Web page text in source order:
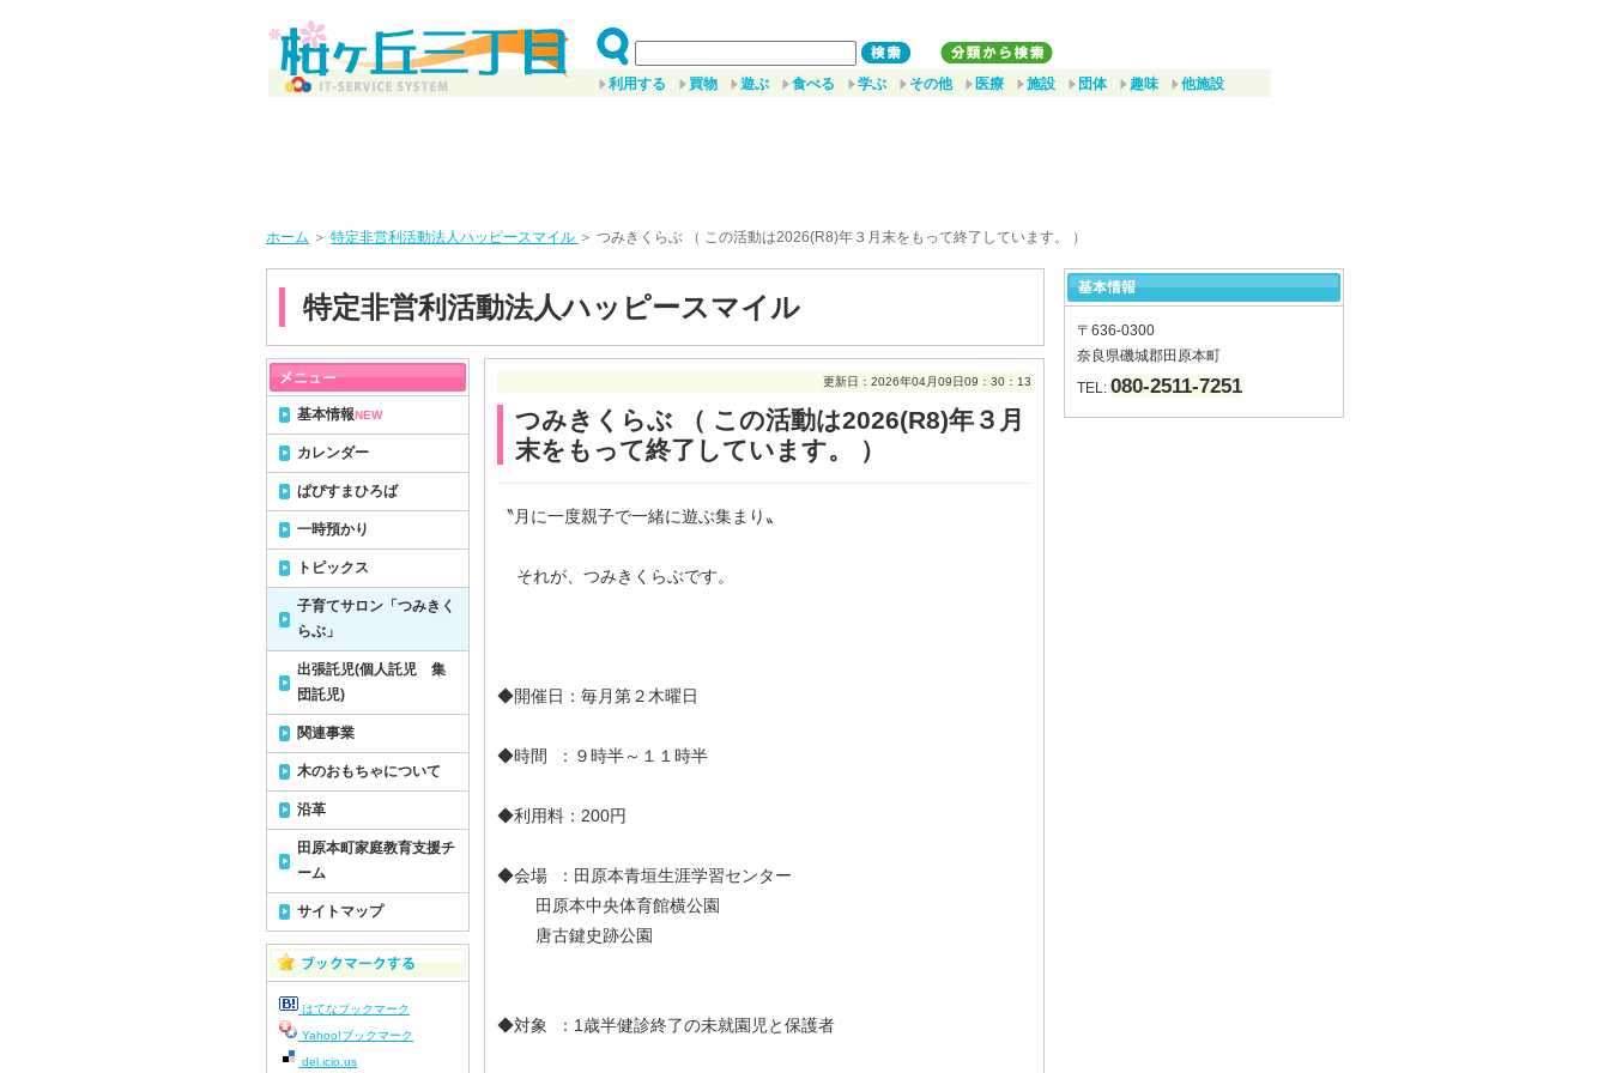
利用する 買物 遊ぶ 食べる 学ぶ その他 医療 施設 団体 趣味 他施設
ホーム ＞ 特定非営利活動法人ハッピースマイル ＞ つみきくらぶ （ この活動は2026(R8)年３月末をもって終了しています。 ）
特定非営利活動法人ハッピースマイル
更新日：2026年04月09日09：30：13
つみきくらぶ （ この活動は2026(R8)年３月
末をもって終了しています。 ）
〝月に一度親子で一緒に遊ぶ集まり〟
それが、つみきくらぶです。
◆開催日：毎月第２木曜日
◆時間 ：９時半～１１時半
◆利用料：200円
◆会場 ：田原本青垣生涯学習センター
田原本中央体育館横公園
唐古鍵史跡公園
◆対象 ：1歳半健診終了の未就園児と保護者
基本情報NEW
カレンダー
ぱぴすまひろば
一時預かり
トピックス
子育てサロン「つみきく
らぶ」
出張託児(個人託児 集
団託児)
関連事業
木のおもちゃについて
沿革
田原本町家庭教育支援チ
ーム
サイトマップ
はてなブックマーク
Yahoo!ブックマーク
del.icio.us
〒636-0300
奈良県磯城郡田原本町
TEL: 080-2511-7251